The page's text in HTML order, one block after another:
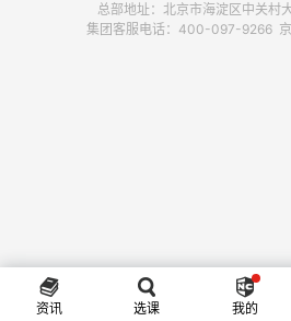
总部地址：北京市海淀区中关村
集团客服电话：400-097-9266
资讯 选课 我的